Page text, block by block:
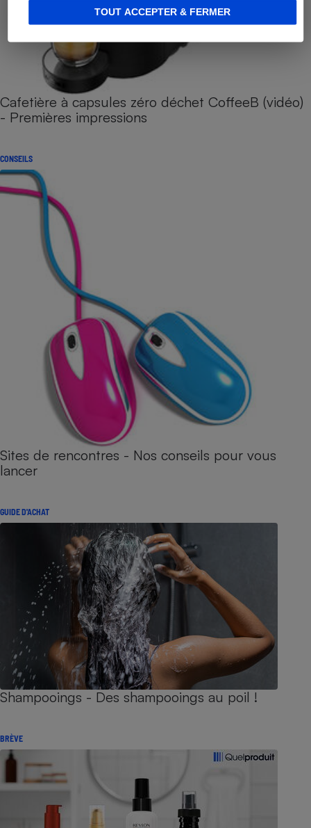
TOUT ACCEPTER & FERMER
Cafetière à capsules zéro déchet CoffeeB (vidéo)
- Premières impressions
CONSEILS
Sites de rencontres - Nos conseils pour vous
lancer
GUIDE D'ACHAT
Shampooings - Des shampooings au poil !
BRÈVE